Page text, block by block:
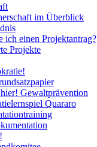
im Überblick
ich einen Projektantrag?
Projekte
Gewaltprävention
Quararo